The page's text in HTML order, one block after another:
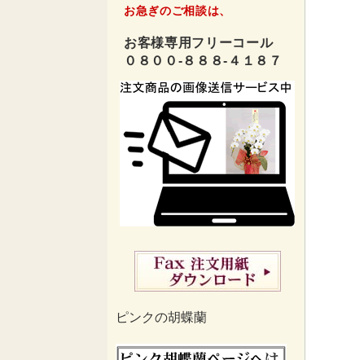
お急ぎのご相談は、
お客様専用フリーコール
０８００-８８８-４１８７
ピンクの胡蝶蘭